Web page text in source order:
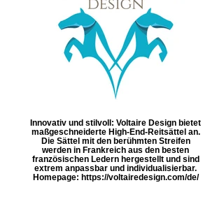
Innovativ und stilvoll: Voltaire Design bietet
maßgeschneiderte High-End-Reitsättel an.
Die Sättel mit den berühmten Streifen
werden in Frankreich aus den besten
französischen Ledern hergestellt und sind
extrem anpassbar und individualisierbar.
Homepage: https://voltairedesign.com/de/